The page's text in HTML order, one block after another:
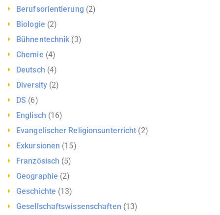
Berufsorientierung (2)
Biologie (2)
Bühnentechnik (3)
Chemie (4)
Deutsch (4)
Diversity(2)
DS (6)
Englisch (16)
Evangelischer Religionsunterricht (2)
Exkursionen (15)
Französisch (5)
Geographie (2)
Geschichte (13)
Gesellschaftswissenschaften (13)